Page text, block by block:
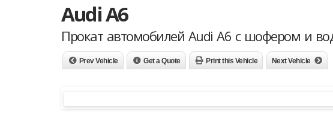
Audi A6
Прокат автомобилей Audi A6 с шофером и
Prev Vehicle Get a Quote Print this Vehicle Next Vehicle